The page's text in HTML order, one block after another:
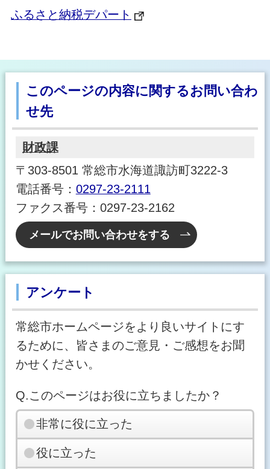
ふるさと納税デパート
このページの内容に関するお問い合わ
せ先
財政課
〒303-8501 常総市水海道諏訪町3222-3
電話番号： 0297-23-2111
ファクス番号：0297-23-2162
メールでお問い合わせをする
アンケート
常総市ホームページをより良いサイトにす
るために、皆さまのご意見・ご感想をお聞
かせください。
Q.このページはお役に立ちましたか？
非常に役に立った
役に立った